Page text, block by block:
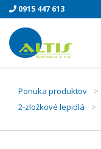
0915 447 613
Ponuka produktov >
2-zložkové lepidlá
>